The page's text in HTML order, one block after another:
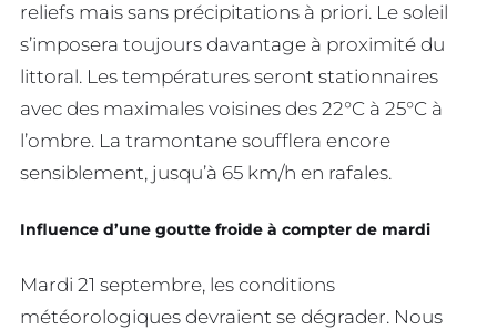
reliefs mais sans précipitations à priori. Le soleil
s’imposera toujours davantage à proximité du
littoral. Les températures seront stationnaires
avec des maximales voisines des 22°C à 25°C à
l’ombre. La tramontane soufflera encore
sensiblement, jusqu’à 65 km/h en rafales.
Influence d’une goutte froide à compter de mardi
Mardi 21 septembre, les conditions
météorologiques devraient se dégrader. Nous